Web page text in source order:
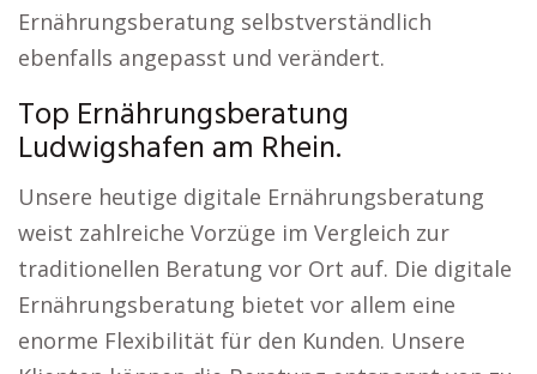
Ernährungsberatung selbstverständlich
ebenfalls angepasst und verändert.
Top Ernährungsberatung
Ludwigshafen am Rhein.
Unsere heutige digitale Ernährungsberatung
weist zahlreiche Vorzüge im Vergleich zur
traditionellen Beratung vor Ort auf. Die digitale
Ernährungsberatung bietet vor allem eine
enorme Flexibilität für den Kunden. Unsere